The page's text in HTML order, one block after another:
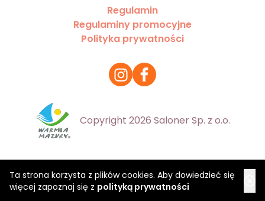
Ta strona korzysta z plików cookies. Aby dowiedzieć się
więcej zapoznaj się z polityką prywatności
Regulamin
Regulaminy promocyjne
Polityka prywatności
Copyright 2026 Saloner Sp. z o.o.